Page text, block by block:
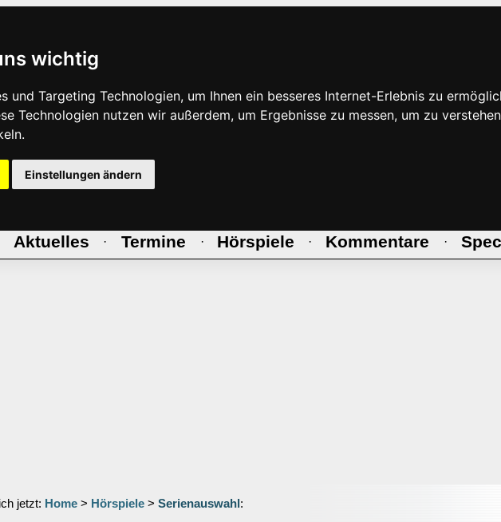
wichtig
und Targeting Technologien, um Ihnen ein besseres Internet-Erlebnis zu
Technologien nutzen wir außerdem, um Ergebnisse zu messen, um zu
Einstellungen ändern
Aktuelles · Termine · Hörspiele · Kommentare ·
jetzt: Home > Hörspiele > Serienauswahl :